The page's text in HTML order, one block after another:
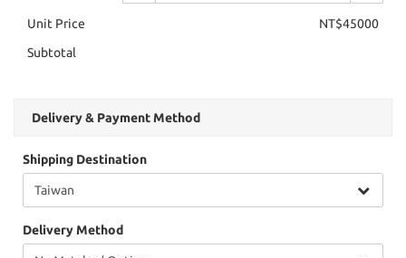
Unit Price
NT$45000
Subtotal
Delivery & Payment Method
Shipping Destination
Delivery Method